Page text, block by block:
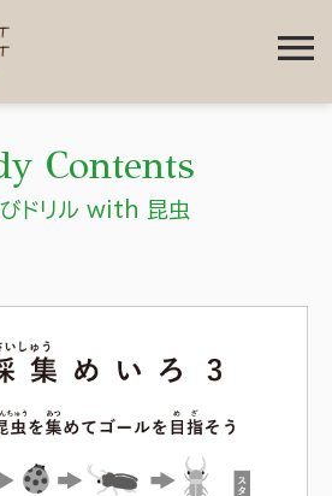
menu
Contents
ドリル with 昆虫